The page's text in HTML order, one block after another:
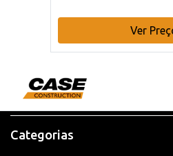
Ver
Categorias